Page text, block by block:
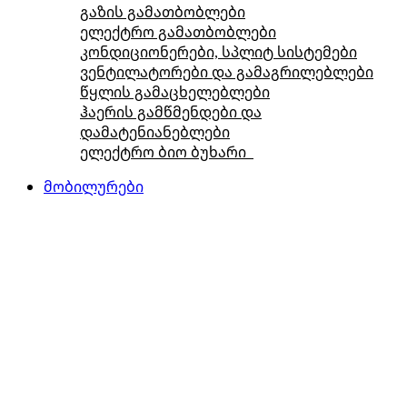
გაზის გამათბობლები
ელექტრო გამათბობლები
კონდიციონერები, სპლიტ სისტემები
ვენტილატორები და გამაგრილებლები
წყლის გამაცხელებლები
ჰაერის გამწმენდები და
დამატენიანებლები
ელექტრო ბიო ბუხარი
მობილურები